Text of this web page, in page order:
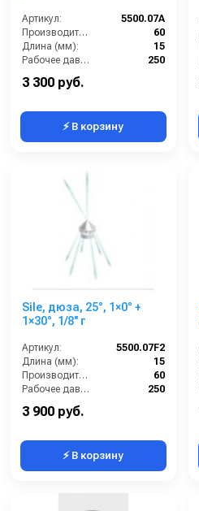
Артикул:
5500.07A
Производительность (л/мин):
60
Длина (мм):
15
Рабочее давление (бар):
250
3 300 руб.
⚡ В корзину
Sile, дюза, 25°, 1×0° +
1×30°, 1/8'' г
Артикул:
5500.07F2
Длина (мм):
15
Производительность (л/мин):
60
Рабочее давление (бар):
250
3 900 руб.
⚡ В корзину